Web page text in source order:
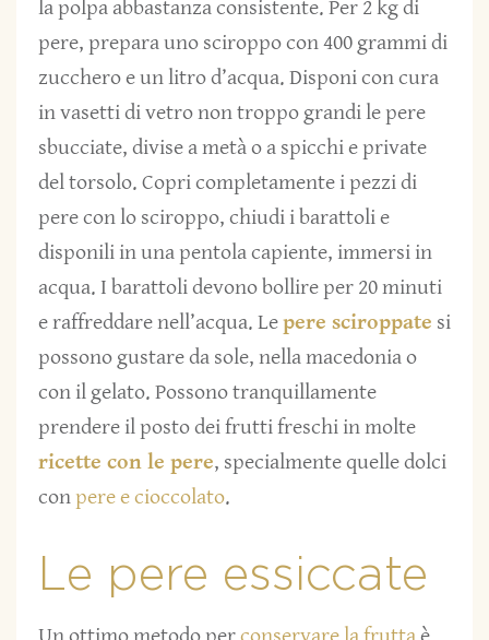
la polpa abbastanza consistente. Per 2 kg di
pere, prepara uno sciroppo con 400 grammi di
zucchero e un litro d’acqua. Disponi con cura
in vasetti di vetro non troppo grandi le pere
sbucciate, divise a metà o a spicchi e private
del torsolo. Copri completamente i pezzi di
pere con lo sciroppo, chiudi i barattoli e
disponili in una pentola capiente, immersi in
acqua. I barattoli devono bollire per 20 minuti
e raffreddare nell’acqua. Lepere sciroppate si
possono gustare da sole, nella macedonia o
con il gelato. Possono tranquillamente
prendere il posto dei frutti freschi in molte
ricette con le pere, specialmente quelle dolci
conpere e cioccolato.
Le pere essiccate